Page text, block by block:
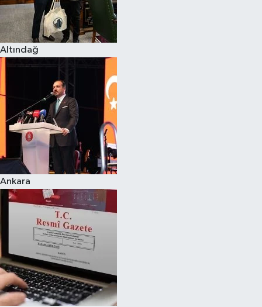
Altındağ
Ankara
Spor
Burç Yorumları
Çocuk
Eğitim
Hava Durumu
Kadın
Kim kimdir?
Kültür Sanat
Sağlık
Siyaset